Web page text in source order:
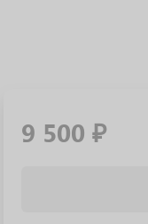
9 500 ₽